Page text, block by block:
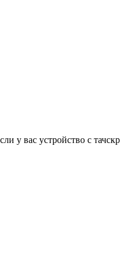
у вас устройство с